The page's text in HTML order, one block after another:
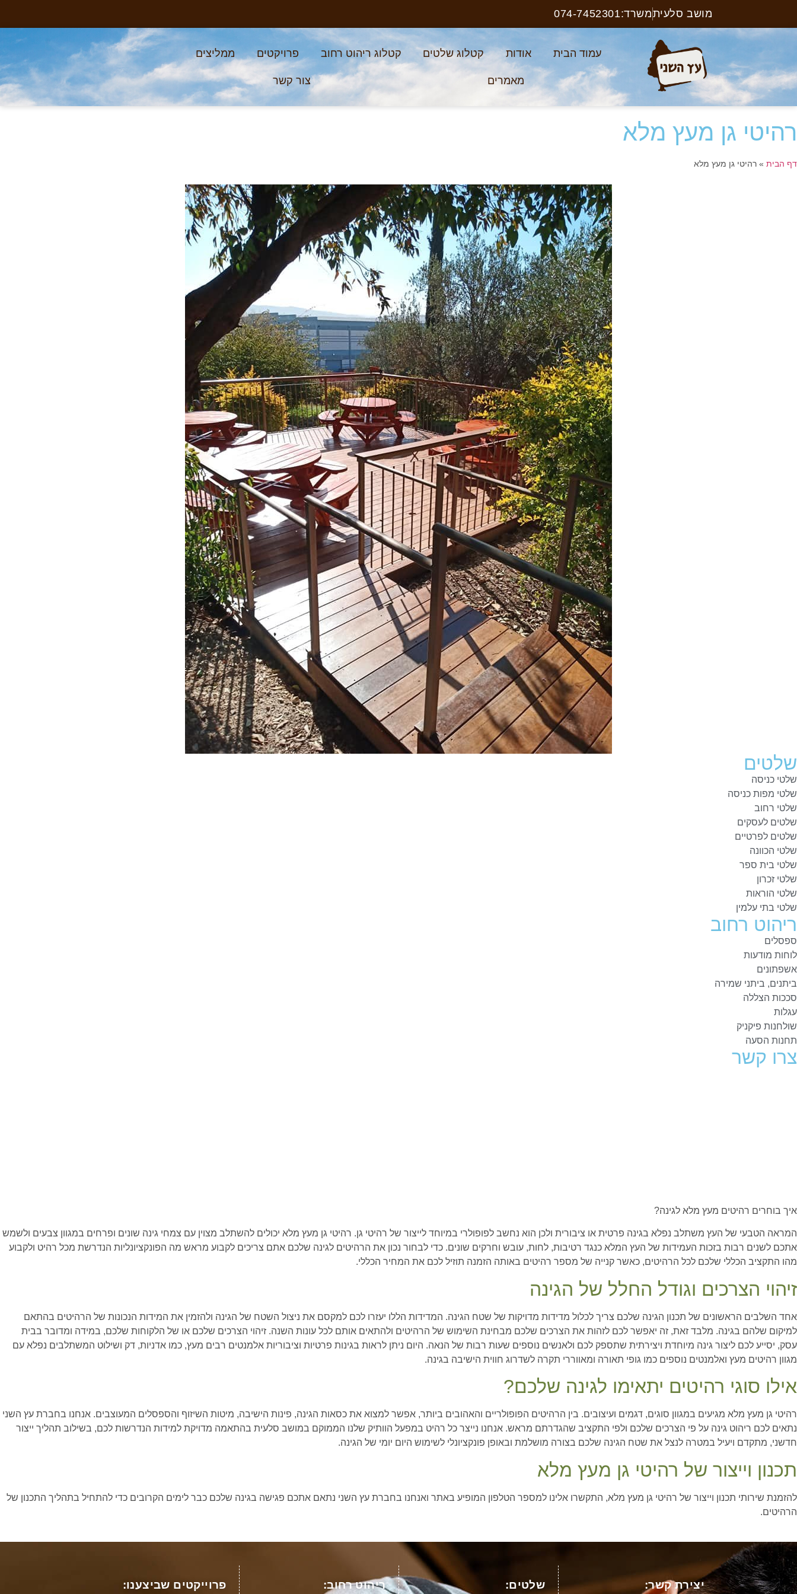
מושב סלעיתמשרד:074-7452301
עמוד הבית אודות קטלוג שלטים קטלוג ריהוט רחוב פרויקטים ממליצים
מאמרים צור קשר
רהיטי גן מעץ מלא
דף הבית » רהיטי גן מעץ מלא
שלטים
שלטי כניסה
שלטי מפות כניסה
שלטי רחוב
שלטים לעסקים
שלטים לפרטיים
שלטי הכוונה
שלטי בית ספר
שלטי זכרון
שלטי הוראות
שלטי בתי עלמין
ריהוט רחוב
ספסלים
לוחות מודעות
אשפתונים
ביתנים, ביתני שמירה
סככות הצללה
עגלות
שולחנות פיקניק
תחנות הסעה
צרו קשר
איך בוחרים רהיטים מעץ מלא לגינה?
המראה הטבעי של העץ משתלב נפלא בגינה פרטית או ציבורית ולכן הוא נחשב לפופולרי במיוחד לייצור של רהיטי גן. רהיטי גן מעץ מלא יכולים להשתלב מצוין עם צמחי גינה שונים ופרחים במגוון צבעים ולשמש
אתכם לשנים רבות בזכות העמידות של העץ המלא כנגד רטיבות, לחות, עובש וחרקים שונים. כדי לבחור נכון את הרהיטים לגינה שלכם אתם צריכים לקבוע מראש מה הפונקציונליות הנדרשת מכל רהיט ולקבוע
מהו התקציב הכללי שלכם לכל הרהיטים, כאשר קנייה של מספר רהיטים באותה הזמנה תוזיל לכם את המחיר הכללי.
זיהוי הצרכים וגודל החלל של הגינה
אחד השלבים הראשונים של תכנון הגינה שלכם צריך לכלול מדידות מדויקות של שטח הגינה. המדידות הללו יעזרו לכם למקסם את ניצול השטח של הגינה ולהזמין את המידות הנכונות של הרהיטים בהתאם
למיקום שלהם בגינה. מלבד זאת, זה יאפשר לכם לזהות את הצרכים שלכם מבחינת השימוש של הרהיטים ולהתאים אותם לכל עונות השנה. זיהוי הצרכים שלכם או של הלקוחות שלכם, במידה ומדובר בבית
עסק, יסייע לכם ליצור גינה מיוחדת ויצירתית שתספק לכם ולאנשים נוספים שעות רבות של הנאה. היום ניתן לראות בגינות פרטיות וציבוריות אלמנטים רבים מעץ, כמו אדניות, דק ושילוט המשתלבים נפלא עם
מגוון רהיטים מעץ ואלמנטים נוספים כמו גופי תאורה ומאווררי תקרה לשדרוג חווית הישיבה בגינה.
אילו סוגי רהיטים יתאימו לגינה שלכם?
רהיטי גן מעץ מלא מגיעים במגוון סוגים, דגמים ועיצובים. בין הרהיטים הפופולריים והאהובים ביותר, אפשר למצוא את כסאות הגינה, פינות הישיבה, מיטות השיזוף והספסלים המעוצבים. אנחנו בחברת עץ השני
נתאים לכם ריהוט גינה על פי הצרכים שלכם ולפי התקציב שהגדרתם מראש. אנחנו נייצר כל רהיט במפעל הוותיק שלנו הממוקם במושב סלעית בהתאמה מדויקת למידות הנדרשות לכם, בשילוב תהליך ייצור
חדשני, מתקדם ויעיל במטרה לנצל את שטח הגינה שלכם בצורה מושלמת ובאופן פונקציונלי לשימוש היום יומי של הגינה.
תכנון וייצור של רהיטי גן מעץ מלא
להזמנת שירותי תכנון וייצור של רהיטי גן מעץ מלא, התקשרו אלינו למספר הטלפון המופיע באתר ואנחנו בחברת עץ השני נתאם אתכם פגישה בגינה שלכם כבר לימים הקרובים כדי להתחיל בתהליך התכנון של
הרהיטים.
יצירת קשר: שלטים: ריהוט רחוב: פרוייקטים שביצענו: